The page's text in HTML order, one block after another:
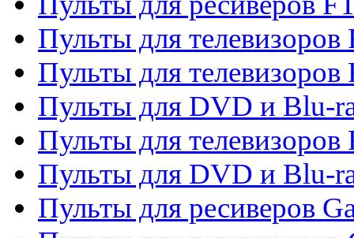
Пульты для телевизоров
Пульты для телевизоров
Пульты для DVD и Blu-
Пульты для телевизоров
Пульты для DVD и Blu-
Пульты для ресиверов